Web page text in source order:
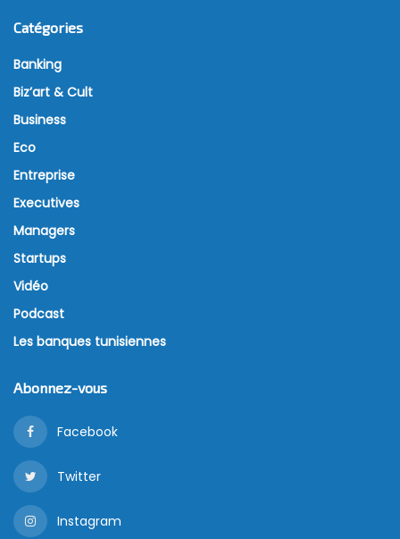
Catégories
Banking
Biz’art & Cult
Business
Eco
Entreprise
Executives
Managers
Startups
Vidéo
Podcast
Les banques tunisiennes
Abonnez-vous
Facebook
Twitter
Instagram